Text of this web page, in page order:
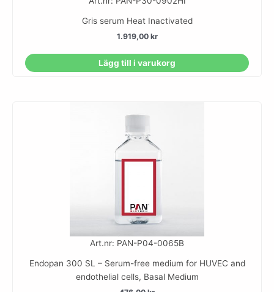
Gris serum Heat Inactivated
1.919,00 kr
Lägg till i varukorg
Art.nr: PAN-P04-0065B
Endopan 300 SL – Serum-free medium for HUVEC and
endothelial cells, Basal Medium